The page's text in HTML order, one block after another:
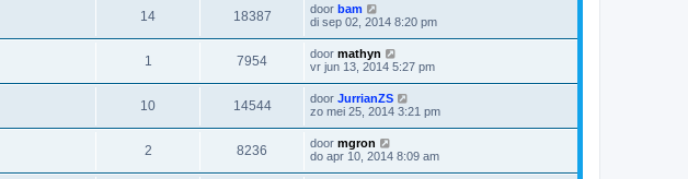
14 18387 door bam
di sep 02, 2014 8:20 pm
1 7954 door mathyn
vr jun 13, 2014 5:27 pm
10 14544 door JurrianZS
zo mei 25, 2014 3:21 pm
2 8236 door mgron
do apr 10, 2014 8:09 am